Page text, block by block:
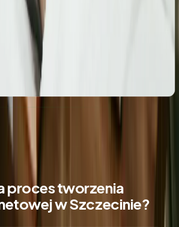
wizytówki Google dla
Rosanna. Pełne
spójność NAP oraz integracja z
i stroną www.
proces tworzenia
w Szczecinie?